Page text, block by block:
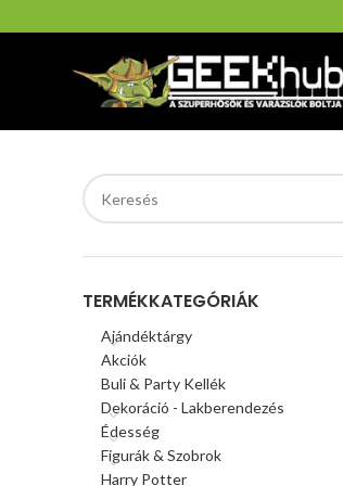
TERMÉKKATEGÓRIÁK
Ajándéktárgy
Akciók
Buli & Party Kellék
Dekoráció - Lakberendezés
Édesség
Figurák & Szobrok
Harry Potter